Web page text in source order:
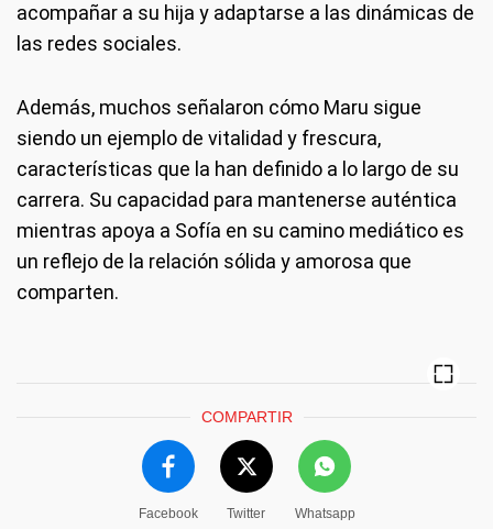
acompañar a su hija y adaptarse a las dinámicas de
las redes sociales.
Además, muchos señalaron cómo Maru sigue
siendo un ejemplo de vitalidad y frescura,
características que la han definido a lo largo de su
carrera. Su capacidad para mantenerse auténtica
mientras apoya a Sofía en su camino mediático es
un reflejo de la relación sólida y amorosa que
comparten.
COMPARTIR
Facebook Twitter Whatsapp